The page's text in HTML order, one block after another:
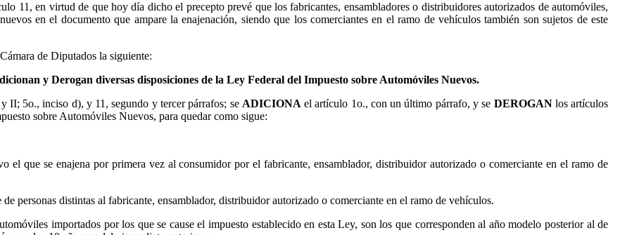
11, en virtud de que hoy día dicho el precepto prevé que los fabricantes, ensambladores o distribuidores autorizados de automóviles,
en el documento que ampare la enajenación, siendo que los comerciantes en el ramo de vehículos también son sujetos de este
de Diputados la siguiente:
y Derogan diversas disposiciones de la Ley Federal del Impuesto sobre Automóviles Nuevos.
II; 5o., inciso d), y 11, segundo y tercer párrafos; se ADICIONA el artículo 1o., con un último párrafo, y se DEROGANlos artículos
sobre Automóviles Nuevos, para quedar como sigue:
el que se enajena por primera vez al consumidor por el fabricante, ensamblador, distribuidor autorizado o comerciante en el ramo de
personas distintas al fabricante, ensamblador, distribuidor autorizado o comerciante en el ramo de vehículos.
importados por los que se cause el impuesto establecido en esta Ley, son los que corresponden al año modelo posterior al de